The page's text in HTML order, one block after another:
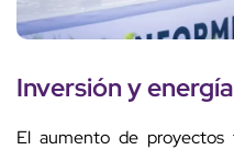
Inversión y
El aumento de